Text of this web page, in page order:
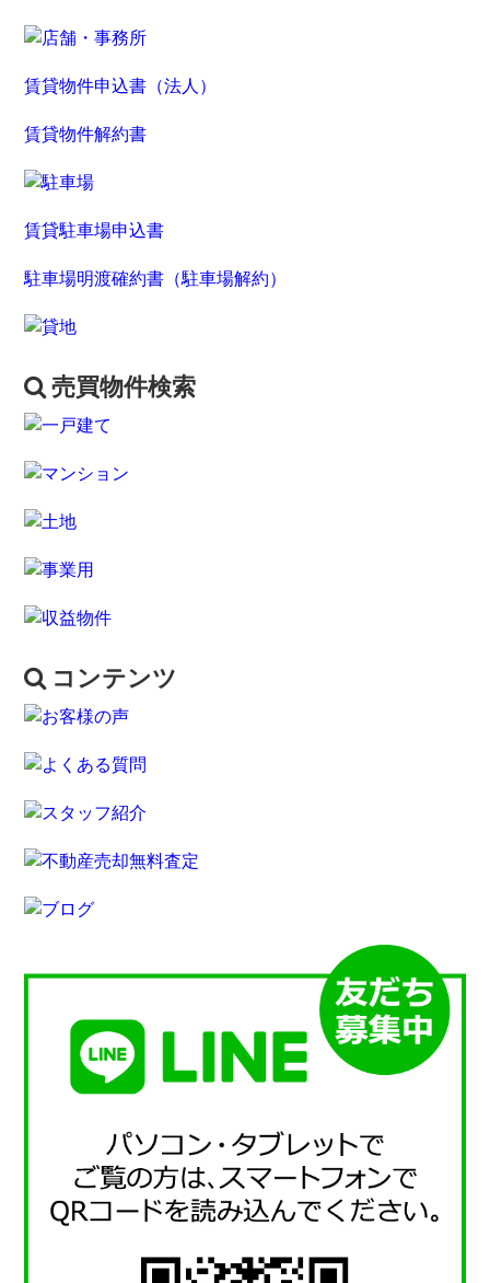
賃貸物件申込書（法人）
賃貸物件解約書
賃貸駐車場申込書
駐車場明渡確約書（駐車場解約）
売買物件検索
コンテンツ